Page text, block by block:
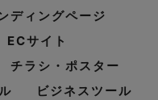
ディングページ
ECサイト
チラシ・ポスター
ビジネスツール